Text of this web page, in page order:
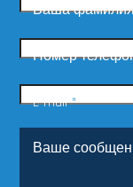
Ваша
Номер
E-mail*
Ваше